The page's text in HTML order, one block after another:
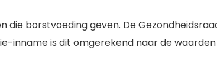
borstvoeding geven. De
inname is dit omgerekend naar de